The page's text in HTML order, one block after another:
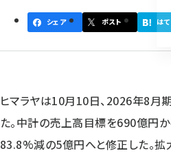
シェア ポスト は
ヒマラヤは10月10日、2026年8月
た。中計の売上高目標を690億円
83.8%減の5億円へと修正した。拡